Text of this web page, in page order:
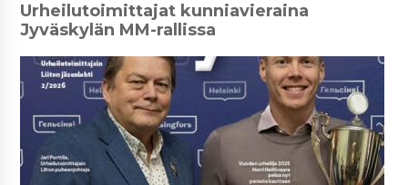
Urheilutoimittajat kunniavieraina
Jyväskylän MM-rallissa